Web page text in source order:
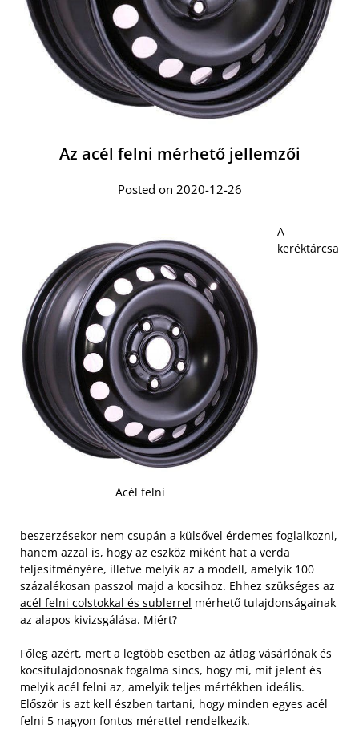
Az acél felni mérhető jellemzői
Posted on 2020-12-26
Acél felni
A
keréktárcsa
beszerzésekor nem csupán a külsővel érdemes foglalkozni,
hanem azzal is, hogy az eszköz miként hat a verda
teljesítményére, illetve melyik az a modell, amelyik 100
százalékosan passzol majd a kocsihoz. Ehhez szükséges az
acél felni colstokkal és sublerrel mérhető tulajdonságainak
az alapos kivizsgálása. Miért?
Főleg azért, mert a legtöbb esetben az átlag vásárlónak és
kocsitulajdonosnak fogalma sincs, hogy mi, mit jelent és
melyik acél felni az, amelyik teljes mértékben ideális.
Először is azt kell észben tartani, hogy minden egyes acél
felni 5 nagyon fontos mérettel rendelkezik.